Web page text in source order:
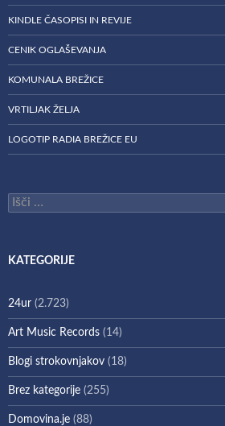
KINDLE ČASOPISI IN REVIJE
CENIK OGLAŠEVANJA
KOMUNALA BREŽICE
VRTILJAK ŽELJA
LOGOTIP RADIA BREŽICE EU
Išči:
KATEGORIJE
24ur (2.723)
Art Music Records (14)
Blogi strokovnjakov (18)
Brez kategorije (255)
Domovina.je (88)